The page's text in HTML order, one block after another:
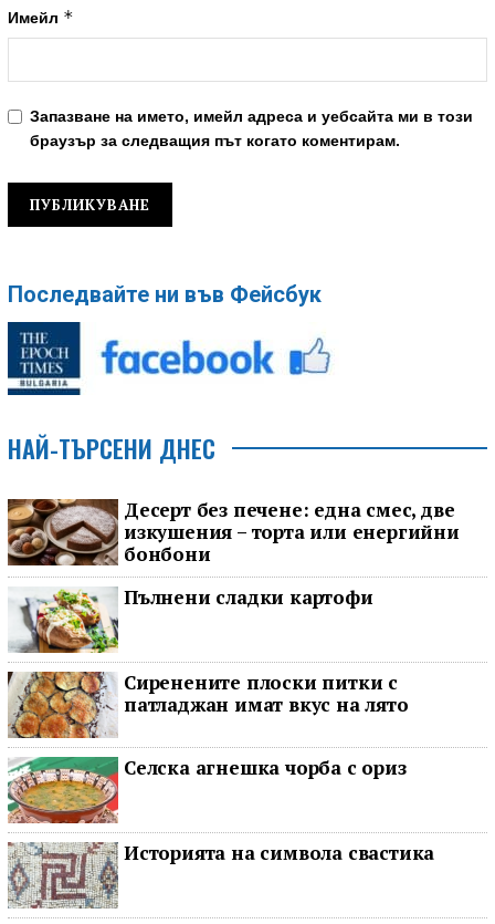
Имейл *
Запазване на името, имейл адреса и уебсайта ми в този
браузър за следващия път когато коментирам.
Последвайте ни във Фейсбук
НАЙ-ТЪРСЕНИ ДНЕС
Десерт без печене: една смес, две
изкушения – торта или енергийни
бонбони
Пълнени сладки картофи
Сиренените плоски питки с
патладжан имат вкус на лято
Селска агнешка чорба с ориз
Историята на символа свастика